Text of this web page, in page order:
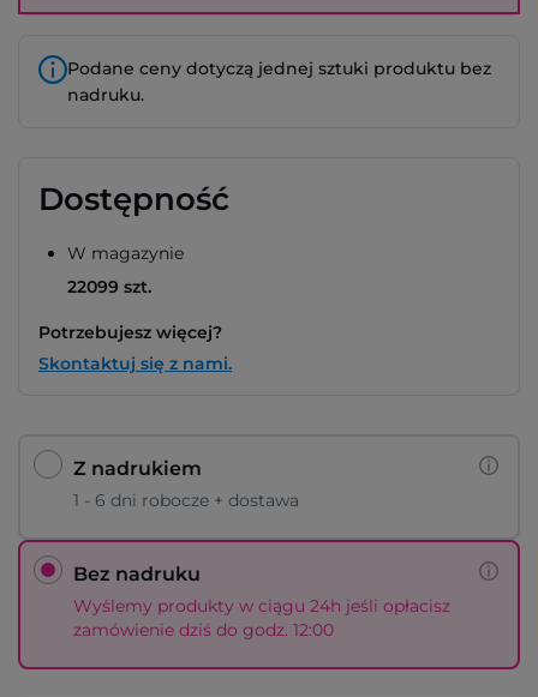
Podane ceny dotyczą jednej sztuki produktu bez
nadruku.
Dostępność
W magazynie
22099 szt.
Potrzebujesz więcej?
Skontaktuj się z nami.
Z nadrukiem
1 - 6 dni robocze + dostawa
Bez nadruku
Wyślemy produkty w ciągu 24h jeśli opłacisz
zamówienie dziś do godz. 12:00